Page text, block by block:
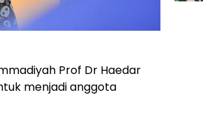
Prof Dr Haedar
menjadi anggota